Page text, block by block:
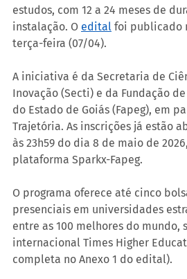
estudos, com 12 a 24 meses de
instalação. O edital foi publicado
terça-feira (07/04).
A iniciativa é da Secretaria de
Inovação (Secti) e da Fundação
do Estado de Goiás (Fapeg), em
Trajetória. As inscrições já estão
às 23h59 do dia 8 de maio de
plataforma Sparkx-Fapeg.
O programa oferece até cinco
presenciais em universidades
entre as 100 melhores do mundo,
internacional Times Higher
completa no Anexo 1 do edital).